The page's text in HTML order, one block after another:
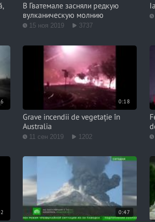
В Гватемале засняли редкую
вулканическую молнию
15 ноя 2019 3737
0:18
Grave incendii de vegetație în
Australia
11 сен 2019 1202
0:47